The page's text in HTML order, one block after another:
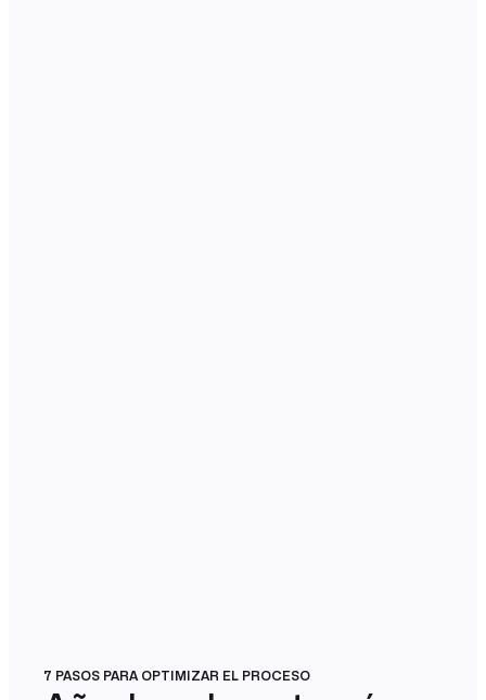
7 PASOS PARA OPTIMIZAR EL PROCESO